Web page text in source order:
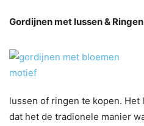
Gordijnen met lussen &
lussen of ringen te kopen.
dat het de tradionele manier